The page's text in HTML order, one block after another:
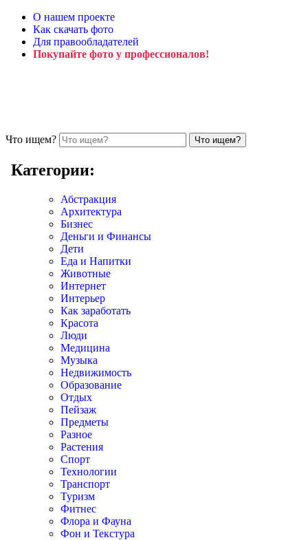
О нашем проекте
Как скачать фото
Для правообладателей
Покупайте фото у профессионалов!
Что ищем?
Категории:
Абстракция
Архитектура
Бизнес
Деньги и Финансы
Дети
Еда и Напитки
Животные
Интернет
Интерьер
Как заработать
Красота
Люди
Медицина
Музыка
Недвижимость
Образование
Отдых
Пейзаж
Предметы
Разное
Растения
Спорт
Технологии
Транспорт
Туризм
Фитнес
Флора и Фауна
Фон и Текстура